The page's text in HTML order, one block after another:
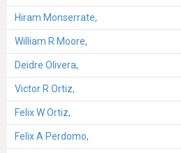
Hiram Monserrate,
William R Moore,
Deidre Olivera,
Victor R Ortiz,
Felix W Ortiz,
Felix A Perdomo,